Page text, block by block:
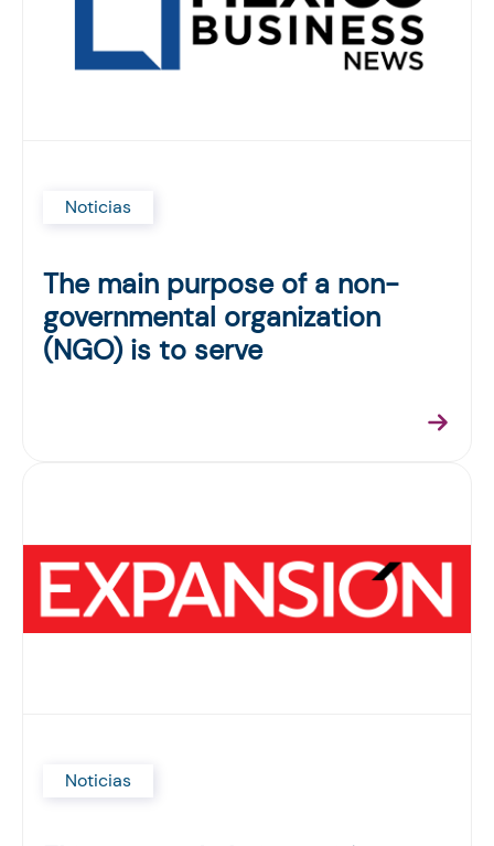
Noticias
The main purpose of a non-
governmental organization
(NGO) is to serve
Noticias